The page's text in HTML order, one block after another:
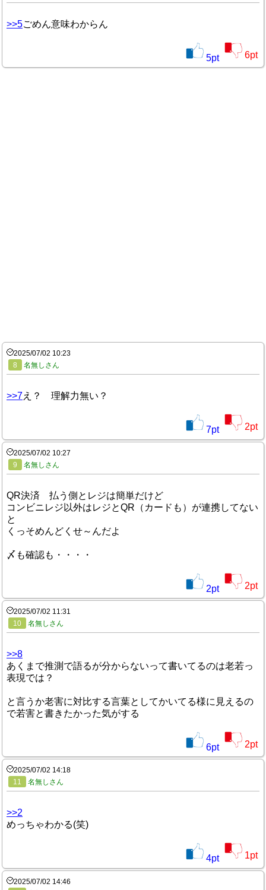
>>5ごめん意味わからん
5pt 6pt
2025/07/02 10:23
8
名無しさん
>>7え？ 理解力無い？
7pt 2pt
2025/07/02 10:27
9
名無しさん
QR決済 払う側とレジは簡単だけど
コンビニレジ以外はレジとQR（カードも）が連携してない
と
くっそめんどくせ～んだよ
〆も確認も・・・・
2pt 2pt
2025/07/02 11:31
10
名無しさん
>>8
あくまで推測で語るが分からないって書いてるのは老若っ
表現では？
と言うか老害に対比する言葉としてかいてる様に見えるの
で若害と書きたかった気がする
6pt 2pt
2025/07/02 14:18
11
名無しさん
>>2
めっちゃわかる(笑)
4pt 1pt
2025/07/02 14:46